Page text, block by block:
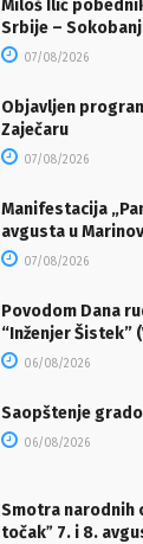
Miloš Ilić
Srbije –
07/08/2026
Objavljen
Zaječaru
07/08/2026
Manifestacija
avgusta u
07/08/2026
Povodom Dana
“Inženjer Šistek”
06/08/2026
Saopštenje
06/08/2026
Smotra narodnih
točakˮ 7. i 8.